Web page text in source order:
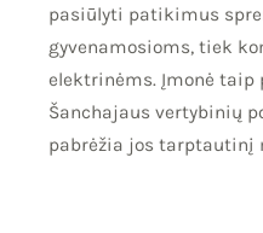
pasiūlyti patikimus
gyvenamosioms, tiek
elektrinėms. Įmonė
Šanchajaus vertybinių
pabrėžia jos tarptautinį